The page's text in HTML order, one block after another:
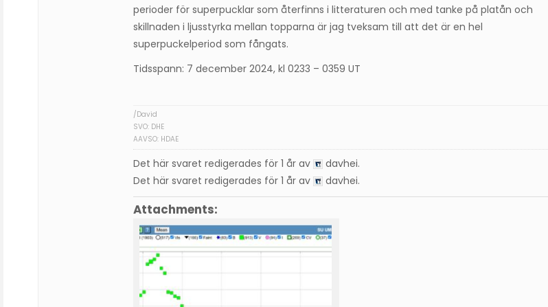
perioder för superpucklar som återfinns i litteraturen och med tanke på platån och
skillnaden i ljusstyrka mellan topparna är jag tveksam till att det är en hel
superpuckelperiod som fångats.
Tidsspann: 7 december 2024, kl 0233 – 0359 UT
/David
SVO: DHE
AAVSO: HDAE
Det här svaret redigerades för 1 år av davhei.
Det här svaret redigerades för 1 år av
davhei.
Attachments: